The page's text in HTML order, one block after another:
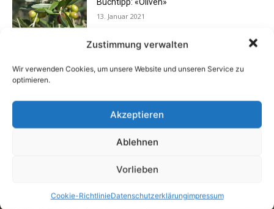
Zustimmung verwalten
Wir verwenden Cookies, um unsere Website und unseren Service zu
optimieren.
Akzeptieren
Ablehnen
Vorlieben
Cookie-RichtlinieDatenschutzerklärungimpressum
13. Januar 2021
Vermieter aufgepasst: Wenn Mieter ihre
Die Redaktion empfiehlt
Fototapeten: Neuer Look fürs